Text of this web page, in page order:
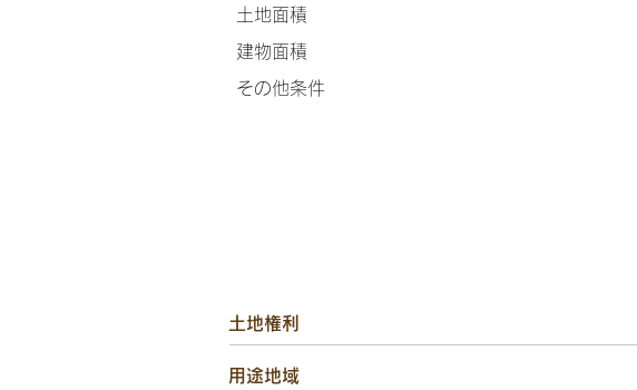
土地面積
​建物面積
その他条件
土地権利
用途地域